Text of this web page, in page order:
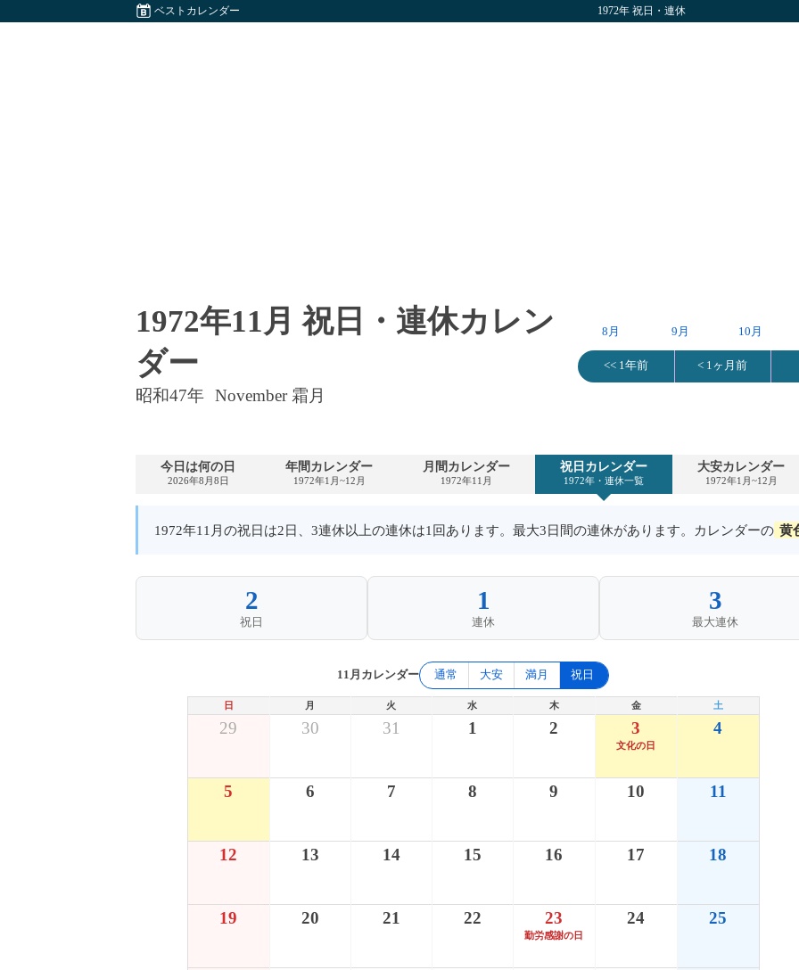
ベストカレンダー 1972年 祝日・連休
1972年11月 祝日・連休カレン
ダー
昭和47年 November 霜月
8月 9月 10月
<< 1年前 < 1ヶ月前
今日は何の日
2026年8月8日
年間カレンダー
1972年1月~12月
月間カレンダー
1972年11月
祝日カレンダー
1972年・連休一覧
大安カレンダー
1972年1月~12月
1972年11月の祝日は2日、3連休以上の連休は1回あります。最大3日間の連休があります。カレンダーの 黄
2
祝日
1
連休
3
最大連休
11月カレンダー 通常 大安 満月 祝日
日 月 火 水 木 金 土
29 30 31 1 2 3
文化の日
4
5 6 7 8 9 10 11
12 13 14 15 16 17 18
19 20 21 22 23
勤労感謝の日
24 25